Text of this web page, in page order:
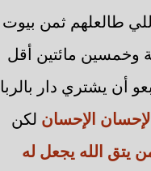
طالعلهم ثمن بيوت
وخمسين مائتين أقل
أن يشتري دار بالربا
الإحسان لكن
يتق الله يجعل له